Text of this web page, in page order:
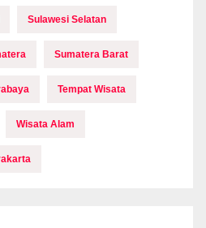
Sulawesi Selatan
Sumatera Barat
Tempat Wisata
Wisata Alam